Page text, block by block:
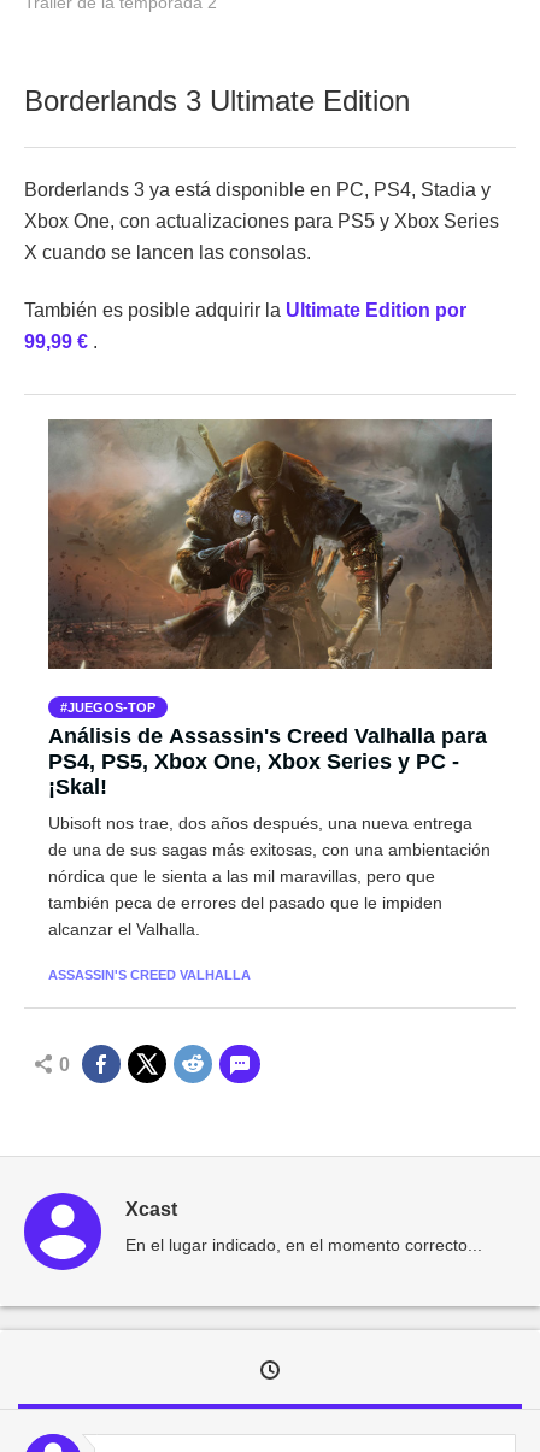
Borderlands 3 Ultimate Edition
Borderlands 3 ya está disponible en PC, PS4, Stadia y
Xbox One, con actualizaciones para PS5 y Xbox Series
X cuando se lancen las consolas.
También es posible adquirir la Ultimate Edition por
99,99 € .
JUEGOS-TOP
Análisis de Assassin's Creed Valhalla para
PS4, PS5, Xbox One, Xbox Series y PC -
¡Skal!
Ubisoft nos trae, dos años después, una nueva entrega
de una de sus sagas más exitosas, con una ambientación
nórdica que le sienta a las mil maravillas, pero que
también peca de errores del pasado que le impiden
alcanzar el Valhalla.
ASSASSIN'S CREED VALHALLA
0
Xcast
En el lugar indicado, en el momento correcto...